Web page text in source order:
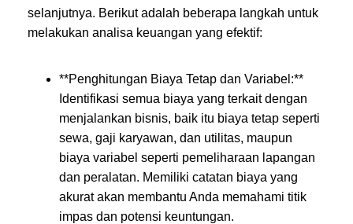
selanjutnya. Berikut adalah beberapa langkah untuk
melakukan analisa keuangan yang efektif:
**Penghitungan Biaya Tetap dan Variabel:**
Identifikasi semua biaya yang terkait dengan
menjalankan bisnis, baik itu biaya tetap seperti
sewa, gaji karyawan, dan utilitas, maupun
biaya variabel seperti pemeliharaan lapangan
dan peralatan. Memiliki catatan biaya yang
akurat akan membantu Anda memahami titik
impas dan potensi keuntungan.